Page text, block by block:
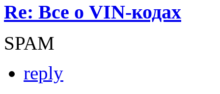
Re: Все о VIN-кодах
SPAM
reply